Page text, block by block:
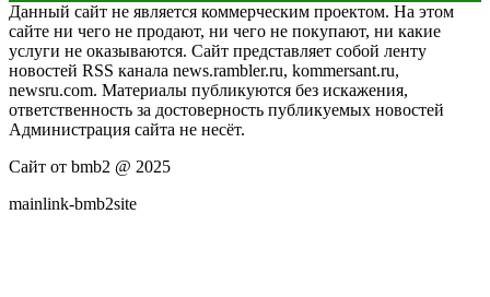
Данный сайт не является коммерческим проектом. На этом
сайте ни чего не продают, ни чего не покупают, ни какие
услуги не оказываются. Сайт представляет собой ленту
новостей RSS канала news.rambler.ru, kommersant.ru,
newsru.com. Материалы публикуются без искажения,
ответственность за достоверность публикуемых новостей
Администрация сайта не несёт.
Сайт от bmb2 @ 2025
mainlink-bmb2site